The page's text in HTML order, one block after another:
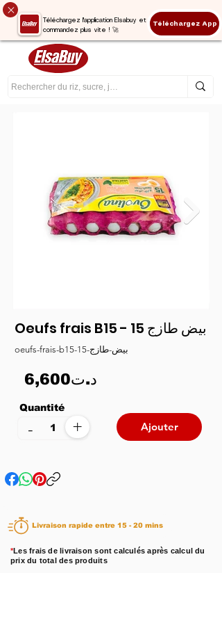
Téléchargez l'application Elsabuy et
commandez plus vite ! 🚀
Téléchargez App
Oeufs frais B15 - بيض طازج 15
oeufs-frais-b15-بيض-طازج-15
6,600د.ت
Quantité
+
- Ajouter
Livraison rapide entre 15 - 20 mins
*Les frais de livraison sont calculés après calcul du
prix du total des produits